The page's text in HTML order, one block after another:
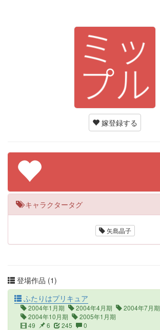
嫁登録する
キャラクタータグ
矢島晶子
登場作品 (1)
ふたりはプリキュア
2004年1月期 2004年4月期
2004年7月期
2004年10月期
2005年1月期
49
6 245 0